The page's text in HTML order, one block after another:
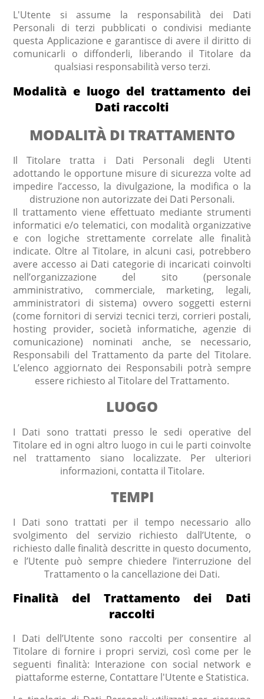
L'Utente si assume la responsabilità dei Dati
Personali di terzi pubblicati o condivisi mediante
questa Applicazione e garantisce di avere il diritto di
comunicarli o diffonderli, liberando il Titolare da
qualsiasi responsabilità verso terzi.
Modalità e luogo del trattamento dei
Dati raccolti
MODALITÀ DI TRATTAMENTO
Il Titolare tratta i Dati Personali degli Utenti
adottando le opportune misure di sicurezza volte ad
impedire l’accesso, la divulgazione, la modifica o la
distruzione non autorizzate dei Dati Personali.
Il trattamento viene effettuato mediante strumenti
informatici e/o telematici, con modalità organizzative
e con logiche strettamente correlate alle finalità
indicate. Oltre al Titolare, in alcuni casi, potrebbero
avere accesso ai Dati categorie di incaricati coinvolti
nell’organizzazione del sito (personale
amministrativo, commerciale, marketing, legali,
amministratori di sistema) ovvero soggetti esterni
(come fornitori di servizi tecnici terzi, corrieri postali,
hosting provider, società informatiche, agenzie di
comunicazione) nominati anche, se necessario,
Responsabili del Trattamento da parte del Titolare.
L’elenco aggiornato dei Responsabili potrà sempre
essere richiesto al Titolare del Trattamento.
LUOGO
I Dati sono trattati presso le sedi operative del
Titolare ed in ogni altro luogo in cui le parti coinvolte
nel trattamento siano localizzate. Per ulteriori
informazioni, contatta il Titolare.
TEMPI
I Dati sono trattati per il tempo necessario allo
svolgimento del servizio richiesto dall’Utente, o
richiesto dalle finalità descritte in questo documento,
e l’Utente può sempre chiedere l’interruzione del
Trattamento o la cancellazione dei Dati.
Finalità del Trattamento dei Dati
raccolti
I Dati dell’Utente sono raccolti per consentire al
Titolare di fornire i propri servizi, così come per le
seguenti finalità: Interazione con social network e
piattaforme esterne, Contattare l'Utente e Statistica.